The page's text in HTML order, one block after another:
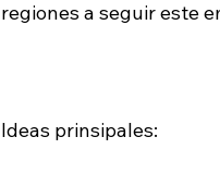
regiones a seguir este
Ideas prinsipales: